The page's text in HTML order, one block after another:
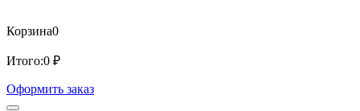
Корзина0
Итого:0 ₽
Оформить заказ